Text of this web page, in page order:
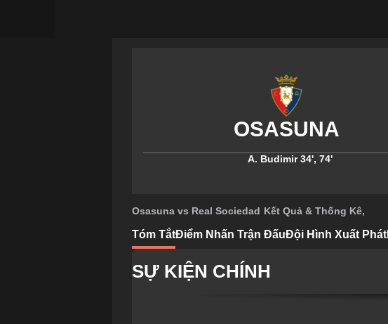
A. Budimir 34', 74'
Osasuna vs Real Sociedad Kết Quả & Thống Kê,
Tóm TắtĐiểm Nhấn Trận ĐấuĐội Hình Xuất Phát
SỰ KIỆN CHÍNH